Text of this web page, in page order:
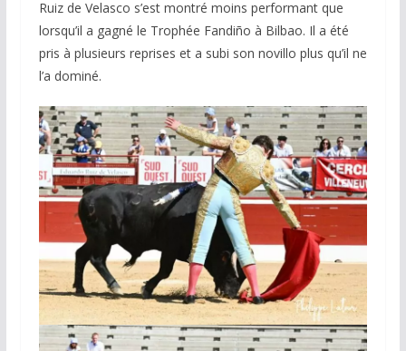
Ruiz de Velasco s’est montré moins performant que
lorsqu’il a gagné le Trophée Fandiño à Bilbao. Il a été
pris à plusieurs reprises et a subi son novillo plus qu’il ne
l’a dominé.